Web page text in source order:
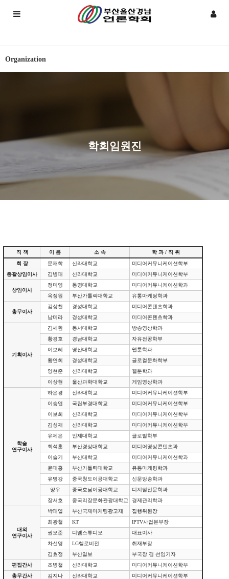
Organization
학회임원진
직 책 이 름 소 속
학 과 / 직 위
회 장
문재학 신라대학교
미디어커뮤니케이션학부
총괄상임이사
김병대 신라대학교 미디어커뮤니케이션학부
상임이사
정미영 동명대학교
미디어커뮤니케이션학과
옥정원
부산가톨릭대학교 유통마케팅학과
총무이사
김상천 경성대학교
미디어콘텐츠학과
남미라
경성대학교 미디어콘텐츠학과
기획이사
김세환 동서대학교
방송영상학과
황경호
경남대학교
자유전공학부
이보혜
영산대학교
웹툰학과
황연희
경성대학교
글로컬문화학부
양현준
신라대학교
웹툰학과
이상현
울산과학대학교 게임영상학과
학술
연구이사
하은경 신라대학교
미디어커뮤니케이션학부
이승엽
국립부경대학교
미디어커뮤니케이션학부
이보희
신라대학교
미디어커뮤니케이션학부
김성재
신라대학교
미디어커뮤니케이션학부
유제은
인제대학교
글로벌학부
최석훈
부산경상대학교
미디어영상콘텐츠과
이슬기
부산대학교
미디어커뮤니케이션학과
윤대홍
부산가톨릭대학교
유통마케팅학과
유명강
중국청도이공대학교
신문방송학과
양우
중국호남이공대학교
디지털인문학과
장서호
중국리장문화관광대학교 경제관리학과
대외
연구이사
박태열 부산국제마케팅광고제
집행위원장
최광철
KT
IPTV사업본부장
권오준
디엠스튜디오
대표이사
차선영
LG헬로비전
취재부장
김효정
부산일보
부국장 겸 선임기자
편집간사
조병철 신라대학교
미디어커뮤니케이션학부
총무간사
김지나 신라대학교
미디어커뮤니케이션학부